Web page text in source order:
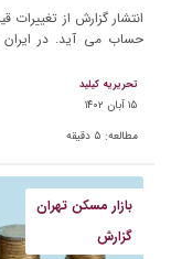
انتشار گزارش از
حساب می آید. در ایران
تحریریه کیلید
۱۵ آبان ۱۴۰۲
مطالعه: ۵ دقیقه
بازار مسکن تهران
گزارش